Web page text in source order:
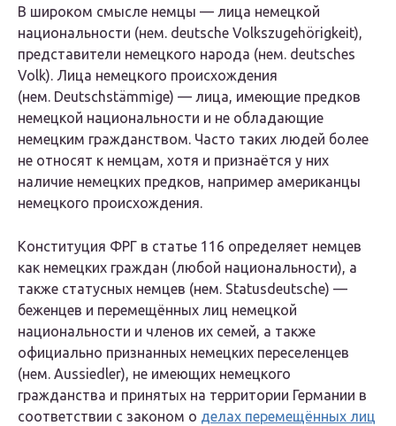
В широком смысле немцы — лица немецкой
национальности (нем. deutsche Volkszugehörigkeit),
представители немецкого народа (нем. deutsches
Volk). Лица немецкого происхождения
(нем. Deutschstämmige) — лица, имеющие предков
немецкой национальности и не обладающие
немецким гражданством. Часто таких людей более
не относят к немцам, хотя и признаётся у них
наличие немецких предков, например американцы
немецкого происхождения.
Конституция ФРГ в статье 116 определяет немцев
как немецких граждан (любой национальности), а
также статусных немцев (нем. Statusdeutsche) —
беженцев и перемещённых лиц немецкой
национальности и членов их семей, а также
официально признанных немецких переселенцев
(нем. Aussiedler), не имеющих немецкого
гражданства и принятых на территории Германии в
соответствии с законом о делах перемещённых лиц